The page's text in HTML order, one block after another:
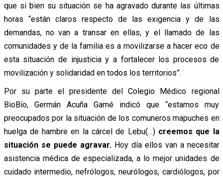
que si bien su situación se ha agravado durante las últimas
horas “están claros respecto de las exigencia y de las
demandas, no van a transar en ellas, y el llamado de las
comunidades y de la familia es a movilizarse a hacer eco de
esta situación de injusticia y a fortalecer los procesos de
movilización y solidaridad en todos los territorios”.
Por su parte el presidente del Colegio Médico regional
BioBío, Germán Acuña Gamé indicó que “estamos muy
preocupados por la situación de los comuneros mapuches en
huelga de hambre en la cárcel de Lebu(…) creemos que la
situación se puede agravar. Hoy día ellos van a necesitar
asistencia médica de especializada, a lo mejor unidades de
cuidado intermedio, nefrólogos, neurólogos, cardiólogos, por